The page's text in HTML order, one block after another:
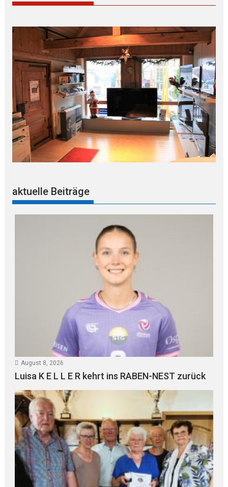
aktuelle Beiträge
August 8, 2026
Luisa K E L L E R kehrt ins RABEN-NEST zurück